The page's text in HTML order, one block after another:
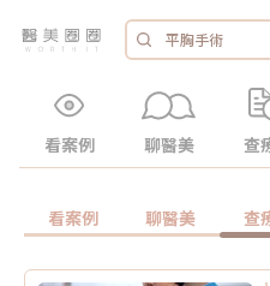
看案例 聊醫美 查
看案例 聊醫美 查